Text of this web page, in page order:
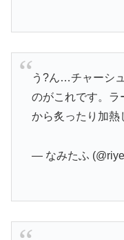
う?ん…チャーシ
のがこれです。ラ
から炙ったり加熱
— なみたふ